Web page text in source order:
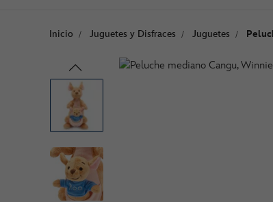
Inicio Juguetes y Disfraces Juguetes